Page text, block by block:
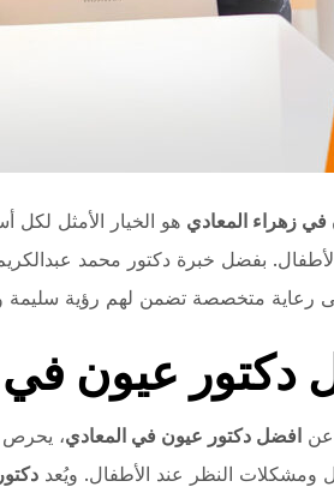
في زهراء المعادي هو الخيار الأمثل
بفضل خبرة دكتور محمد
رعاية متخصصة تضمن لهم رؤية سليمة
دكتور عيون في
عن افضل دكتور عيون في المعادي، يحرص
ومشكلات النظر عند الأطفال. ويُعد